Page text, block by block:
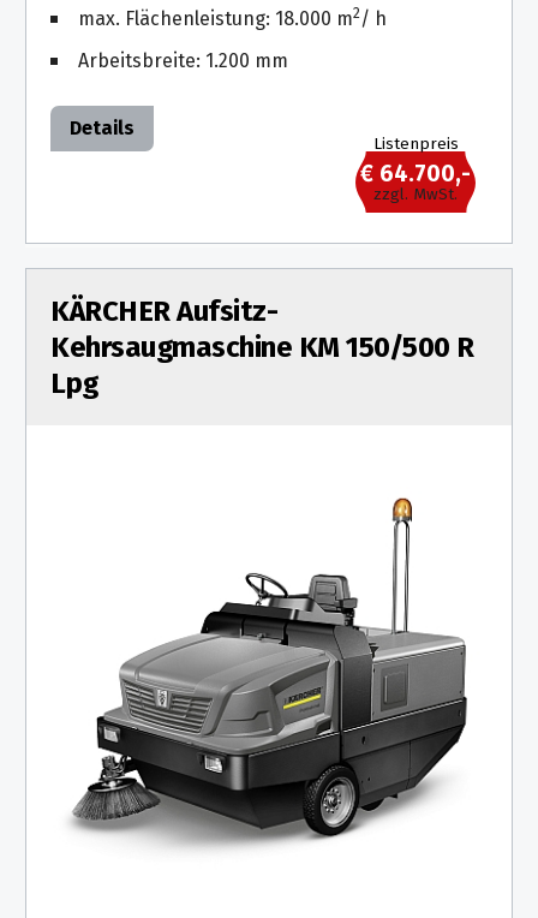
max. Flächenleistung: 18.000 m2/ h
Arbeitsbreite: 1.200 mm
Details
Listenpreis
€ 64.700,-
zzgl. MwSt.
KÄRCHER Aufsitz-
Kehrsaugmaschine KM 150/500 R
Lpg